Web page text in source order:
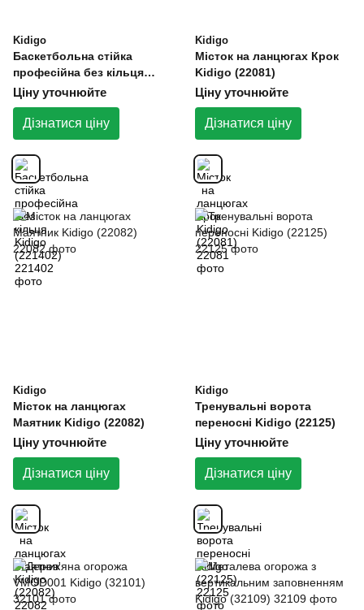
Kidigo
Баскетбольна стійка
професійна без кільця
Kidigo (221402)
Ціну уточнюйте
Дізнатися ціну
Kidigo
Місток на ланцюгах Крок
Kidigo (22081)
Ціну уточнюйте
Дізнатися ціну
Kidigo
Місток на ланцюгах
Маятник Kidigo (22082)
Ціну уточнюйте
Дізнатися ціну
Kidigo
Тренувальні ворота
переносні Kidigo (22125)
Ціну уточнюйте
Дізнатися ціну